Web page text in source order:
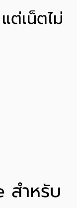
ต่เน็ตไม่
สำหรับ